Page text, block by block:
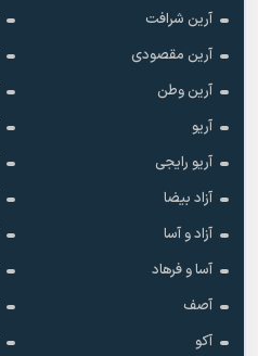
آرین شرافت
آرین مقصودی
آرین وطن
آریو
آریو رایجی
آزاد بیضا
آزاد و آسا
آسا و فرهاد
آصف
آکو